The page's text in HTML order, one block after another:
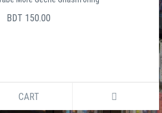
BDT 150.00
CART